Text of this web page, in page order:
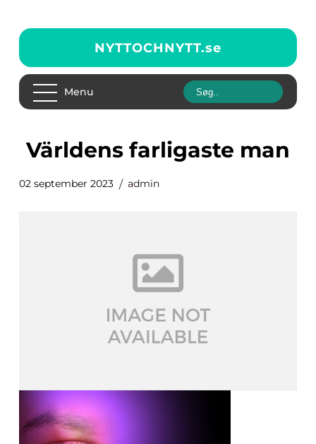
NYTTOCHNYTT.se
Menu
världens farligaste man
02 september 2023 admin